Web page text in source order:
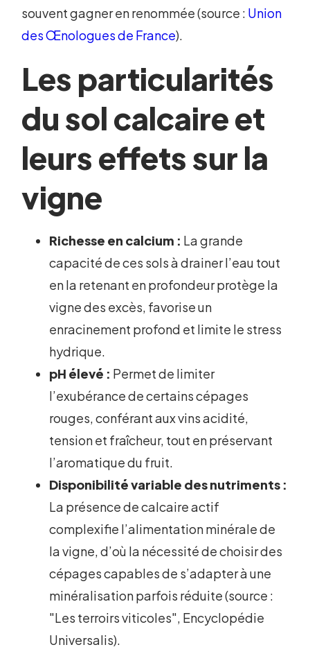
souvent gagner en renommée (source : Union
des Œnologues de France).
Les particularités
du sol calcaire et
leurs effets sur la
vigne
Richesse en calcium : La grande
capacité de ces sols à drainer l’eau tout
en la retenant en profondeur protège la
vigne des excès, favorise un
enracinement profond et limite le stress
hydrique.
pH élevé : Permet de limiter
l’exubérance de certains cépages
rouges, conférant aux vins acidité,
tension et fraîcheur, tout en préservant
l’aromatique du fruit.
Disponibilité variable des nutriments :
La présence de calcaire actif
complexifie l’alimentation minérale de
la vigne, d’où la nécessité de choisir des
cépages capables de s’adapter à une
minéralisation parfois réduite (source :
"Les terroirs viticoles", Encyclopédie
Universalis).